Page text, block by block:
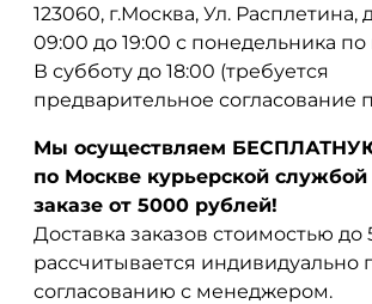
123060, г.Москва, Ул. Расплетина,
09:00 до 19:00 с понедельника по
В субботу до 18:00 (требуется
предварительное согласование
Мы осуществляем
по Москве курьерской
заказе от 5000 рублей!
Доставка заказов стоимостью до
рассчитывается индивидуально
согласованию с менеджером.